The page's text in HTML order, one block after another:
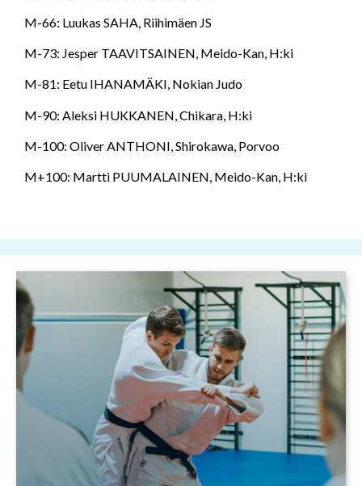
M-66: Luukas SAHA, Riihimäen JS
M-73: Jesper TAAVITSAINEN, Meido-Kan, H:ki
M-81: Eetu IHANAMÄKI, Nokian Judo
M-90: Aleksi HUKKANEN, Chikara, H:ki
M-100: Oliver ANTHONI, Shirokawa, Porvoo
M+100: Martti PUUMALAINEN, Meido-Kan, H:ki